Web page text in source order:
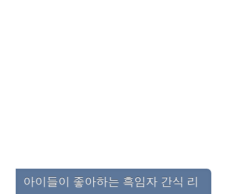
아이들이 좋아하는 흑임자 간식 리